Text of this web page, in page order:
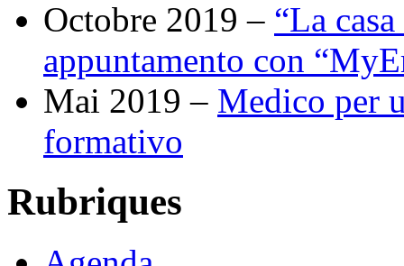
Octobre 2019 – “La
appuntamento con
Mai 2019 – Medico per
formativo
Rubriques